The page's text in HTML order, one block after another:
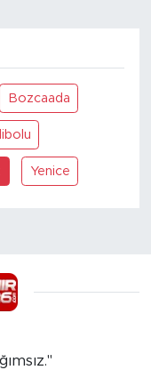
Bozcaada
Yenice